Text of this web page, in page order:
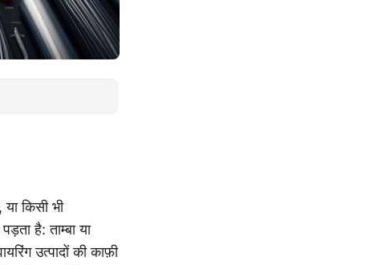
किसी भी
है: ताम्बा या
उत्पादों की काफ़ी